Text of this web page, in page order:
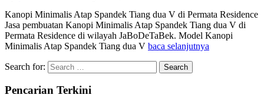
Kanopi Minimalis Atap Spandek Tiang dua V di Permata Residence
Jasa pembuatan Kanopi Minimalis Atap Spandek Tiang dua V di
Permata Residence di wilayah JaBoDeTaBek. Model Kanopi
Minimalis Atap Spandek Tiang dua V baca selanjutnya
Search for:
Pencarian Terkini